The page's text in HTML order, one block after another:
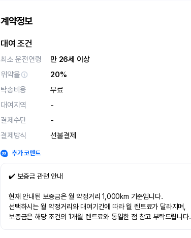
계약정보
대여 조건
최소 운전연령
만 26세 이상
위약율
20%
탁송비용
무료
대여지역
-
결제수단
-
결제방식
선불결제
추가 코멘트
✔️ 보증금 관련 안내
현재 안내된 보증금은 월 약정거리 1,000km 기준입니다.
선택하시는 월 약정거리와 대여기간에 따라 월 렌트료가 달라지며,
보증금은 해당 조건의 1개월 렌트료와 동일한 점 참고 부탁드립니다.